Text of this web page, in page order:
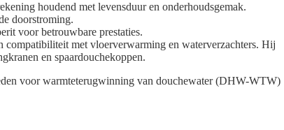
houdend met levensduur en onderhoudsgemak.
doorstroming.
voor betrouwbare prestaties.
met vloerverwarming en waterverzachters. Hij
en spaardouchekoppen.
voor warmteterugwinning van douchewater (DHW-WTW)